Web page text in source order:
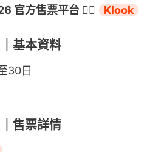
官方售票平台 👉🏻 Klook
基本資料
30日
售票詳情